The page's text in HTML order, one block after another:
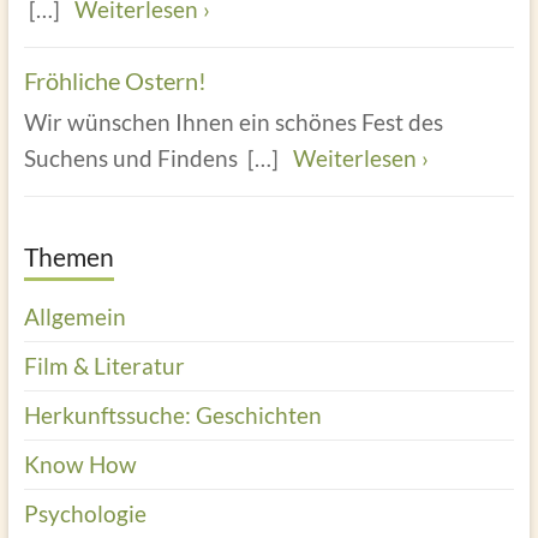
[…] Weiterlesen ›
Fröhliche Ostern!
Wir wünschen Ihnen ein schönes Fest des
Suchens und Findens […] Weiterlesen ›
Themen
Allgemein
Film & Literatur
Herkunftssuche: Geschichten
Know How
Psychologie